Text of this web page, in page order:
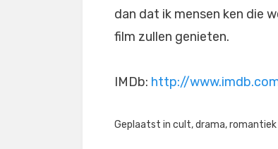
dan dat ik mensen ken die
film zullen genieten.
IMDb: http://
Geplaatst in cult,drama,romantiek